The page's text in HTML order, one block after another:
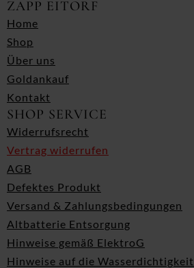
ZAPP EITORF
Home
Shop
Über uns
Goldankauf
Kontakt
SHOP SERVICE
Widerrufsrecht
Vertrag widerrufen
AGB
Defektes Produkt
Versand & Zahlungsbedingungen
Altbatterie Entsorgung
Hinweise gemäß ElektroG
Hinweise auf die Wasserdichtigkeit